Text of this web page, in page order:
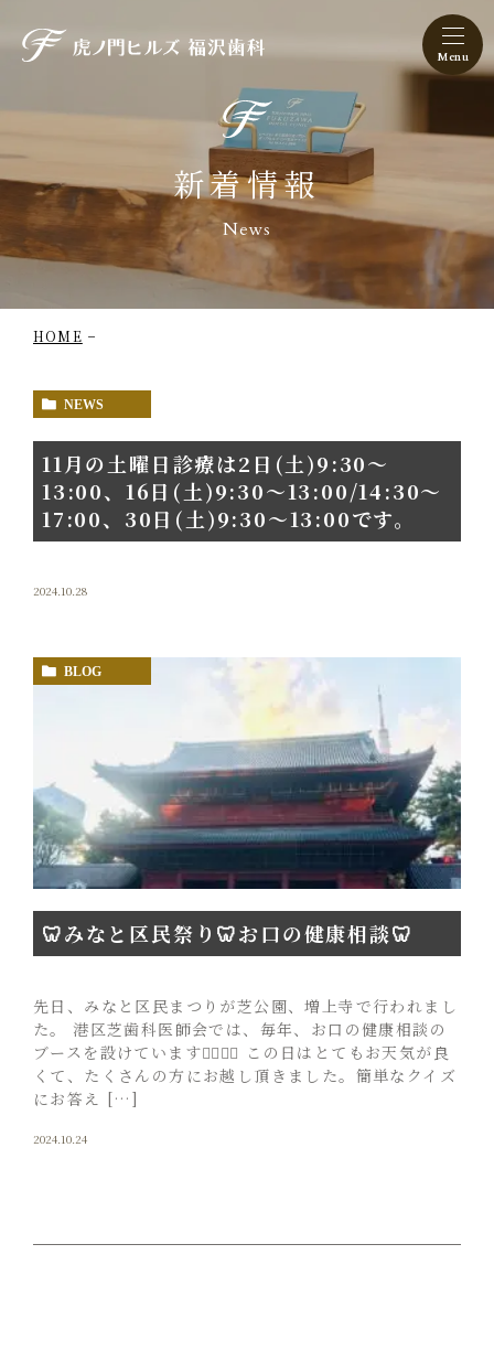
虎ノ門ヒルズ 福沢歯科
新着情報
News
HOME
NEWS
11月の土曜日診療は2日(土)9:30〜
13:00、16日(土)9:30〜13:00/14:30～
17:00、30日(土)9:30〜13:00です。
2024.10.28
BLOG
🦷みなと区民祭り🦷お口の健康相談🦷
先日、みなと区民まつりが芝公園、増上寺で行われまし
た。 港区芝歯科医師会では、毎年、お口の健康相談の
ブースを設けています👩‍⚕️👨‍⚕️ この日はとてもお天気が良
くて、たくさんの方にお越し頂きました。簡単なクイズ
にお答え […]
2024.10.24